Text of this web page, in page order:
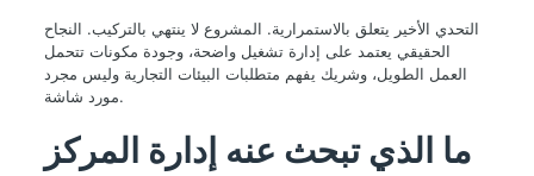
التحدي الأخير يتعلق بالاستمرارية. المشروع لا ينتهي بالتركيب. النجاح
الحقيقي يعتمد على إدارة تشغيل واضحة، وجودة مكونات تتحمل
العمل الطويل، وشريك يفهم متطلبات البيئات التجارية وليس مجرد
مورد شاشة.
ما الذي تبحث عنه إدارة المركز